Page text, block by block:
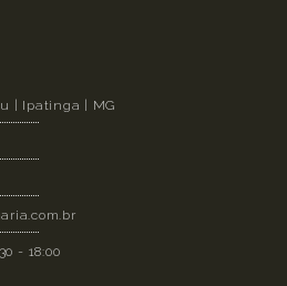
| Ipatinga | MG
- 18:00